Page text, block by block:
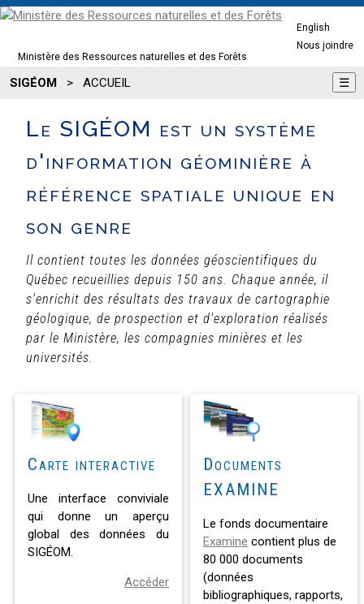
Ministère des Ressources naturelles et des Forêts
English
Nous joindre
SIGÉOM > ACCUEIL ☰
Le SIGÉOM est un système
d'information géominière à
référence spatiale unique en
son genre
Il contient toutes les données géoscientifiques du
Québec recueillies depuis 150 ans. Chaque année, il
s'enrichit des résultats des travaux de cartographie
géologique, de prospection et d'exploration réalisés
par le Ministère, les compagnies minières et les
universités.
Carte interactive
Une interface conviviale
qui donne un aperçu
global des données du
SIGÉOM.
Accéder
Documents
EXAMINE
Le fonds documentaire
Examine contient plus de
80 000 documents
(données
bibliographiques, rapports,